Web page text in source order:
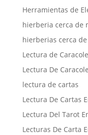
Herramientas de
hierberia cerca de
hierberias cerca
Lectura de
Lectura De
lectura de cartas
Lectura De Cartas
Lectura Del Tarot
Lecturas De Carta